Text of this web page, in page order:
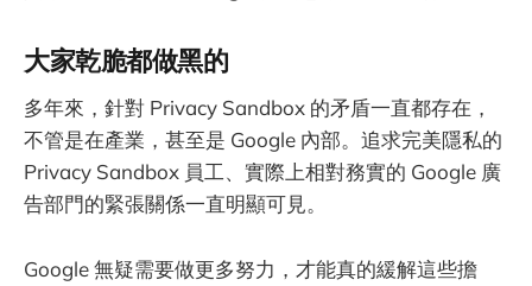
大家乾脆都做黑的
多年來，針對 Privacy Sandbox 的矛盾一直都存在，
不管是在產業，甚至是 Google 內部。追求完美隱私的
Privacy Sandbox 員工、實際上相對務實的 Google 廣
告部門的緊張關係一直明顯可見。
Google 無疑需要做更多努力，才能真的緩解這些擔